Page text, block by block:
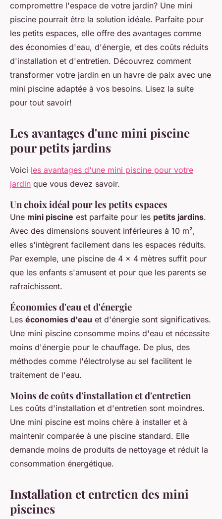
compromettre l'espace de votre jardin? Une mini
piscine pourrait être la solution idéale. Parfaite pour
les petits espaces, elle offre des avantages comme
des économies d'eau, d'énergie, et des coûts réduits
d'installation et d'entretien. Découvrez comment
transformer votre jardin en un havre de paix avec une
mini piscine adaptée à vos besoins. Lisez la suite
pour tout savoir!
Les avantages d'une mini piscine
pour petits jardins
Voici les avantages d'une mini piscine pour votre
jardin que vous devez savoir.
Un choix idéal pour les petits espaces
Une mini piscine est parfaite pour les petits jardins.
Avec des dimensions souvent inférieures à 10 m²,
elles s'intègrent facilement dans les espaces réduits.
Par exemple, une piscine de 4 x 4 mètres suffit pour
que les enfants s'amusent et pour que les parents se
rafraîchissent.
Économies d'eau et d'énergie
Les économies d'eau et d'énergie sont significatives.
Une mini piscine consomme moins d'eau et nécessite
moins d'énergie pour le chauffage. De plus, des
méthodes comme l'électrolyse au sel facilitent le
traitement de l'eau.
Moins de coûts d'installation et d'entretien
Les coûts d'installation et d'entretien sont moindres.
Une mini piscine est moins chère à installer et à
maintenir comparée à une piscine standard. Elle
demande moins de produits de nettoyage et réduit la
consommation énergétique.
Installation et entretien des mini
piscines